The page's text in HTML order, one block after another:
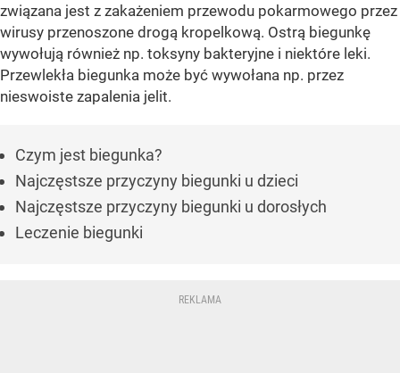
związana jest z zakażeniem przewodu pokarmowego przez
wirusy przenoszone drogą kropelkową. Ostrą biegunkę
wywołują również np. toksyny bakteryjne i niektóre leki.
Przewlekła biegunka może być wywołana np. przez
nieswoiste zapalenia jelit.
Czym jest biegunka?
Najczęstsze przyczyny biegunki u dzieci
Najczęstsze przyczyny biegunki u dorosłych
Leczenie biegunki